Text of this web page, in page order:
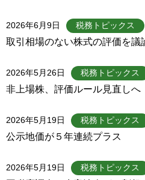
2026年6月9日 税務トピックス
取引相場のない株式の評価を議
2026年5月26日 税務トピックス
非上場株、評価ルール見直しへ
2026年5月19日 税務トピックス
公示地価が５年連続プラス
2026年5月19日 税務トピックス